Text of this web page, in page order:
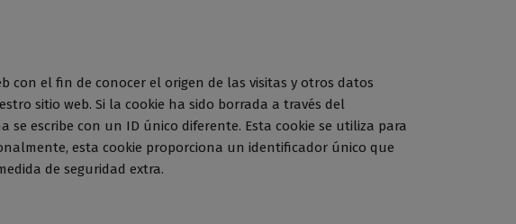
con el fin de conocer el origen de las visitas y otros datos
sitio web. Si la cookie ha sido borrada a través del
escribe con un ID único diferente. Esta cookie se utiliza para
esta cookie proporciona un identificador único que
de seguridad extra.